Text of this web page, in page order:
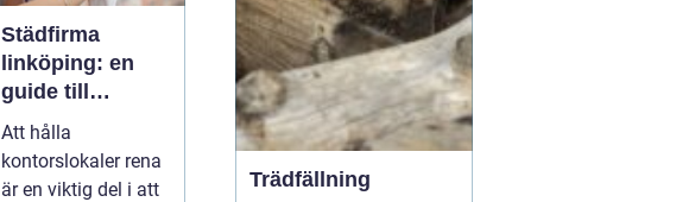
Städfirma
linköping: en
guide till
professionell
städning
Att hålla
kontorslokaler rena
är en viktig del i att
Trädfällning